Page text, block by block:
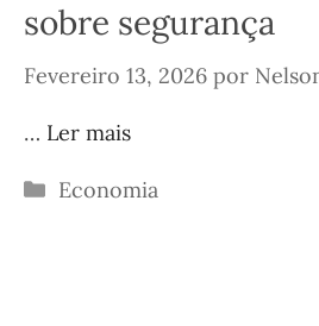
sobre segurança
Fevereiro 13, 2026 por
… Ler mais
Categorias
Economia